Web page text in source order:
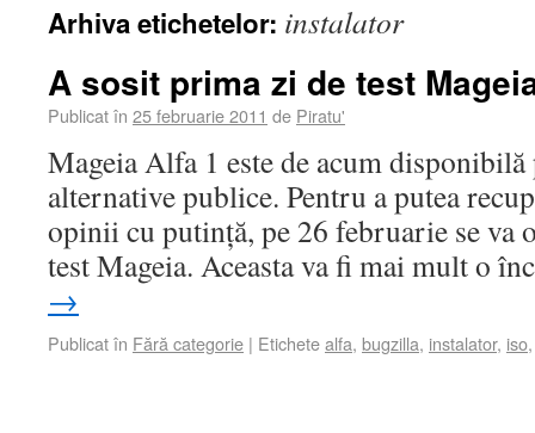
Arhiva etichetelor: instalator
A sosit prima zi de test
Publicat în 25 februarie 2011 de Piratu'
Mageia Alfa 1 este de acum disponibilă
alternative publice. Pentru a putea
opinii cu putință, pe 26 februarie se va
test Mageia. Aceasta va fi mai mult o
→
Publicat în Fără categorie | Etichetealfa, bugzilla, instalator, iso